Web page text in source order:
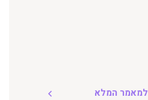
למאמר המלא